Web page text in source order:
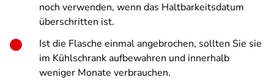
noch verwenden, wenn das Haltbarkeitsdatum
überschritten ist.
Ist die Flasche einmal angebrochen, sollten Sie sie
im Kühlschrank aufbewahren und innerhalb
weniger Monate verbrauchen.